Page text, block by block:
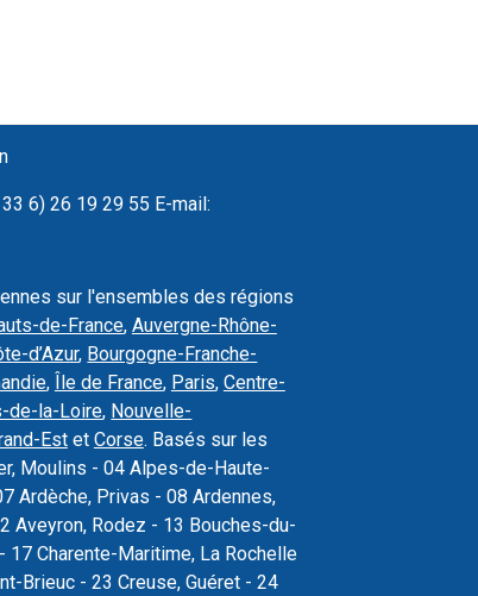
6) 26 19 29 55 E-mail:
sur l'ensembles des régions
de-France, Auvergne-Rhône-
d’Azur, Bourgogne-Franche-
, Île de France, Paris, Centre-
de-la-Loire, Nouvelle-
Estet Corse. Basés sur les
Moulins - 04 Alpes-de-Haute-
Ardèche, Privas - 08 Ardennes,
Aveyron, Rodez - 13 Bouches-du-
17 Charente-Maritime, La Rochelle
Brieuc - 23 Creuse, Guéret - 24